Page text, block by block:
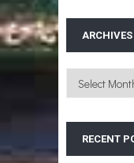
ARCHIVES
Archives
RECENT